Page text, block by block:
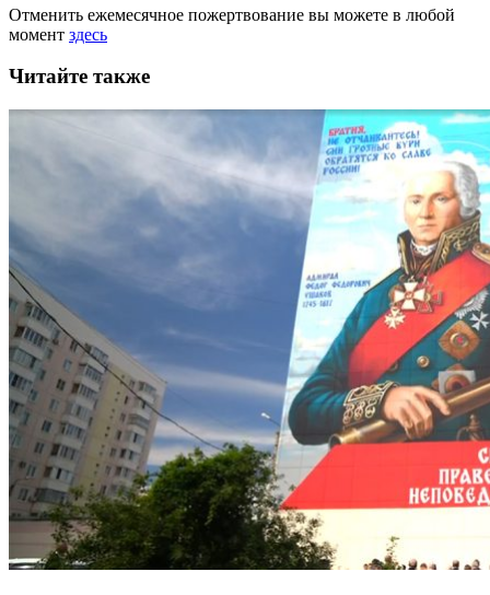
Отменить ежемесячное пожертвование вы можете в любой
момент здесь
Читайте также